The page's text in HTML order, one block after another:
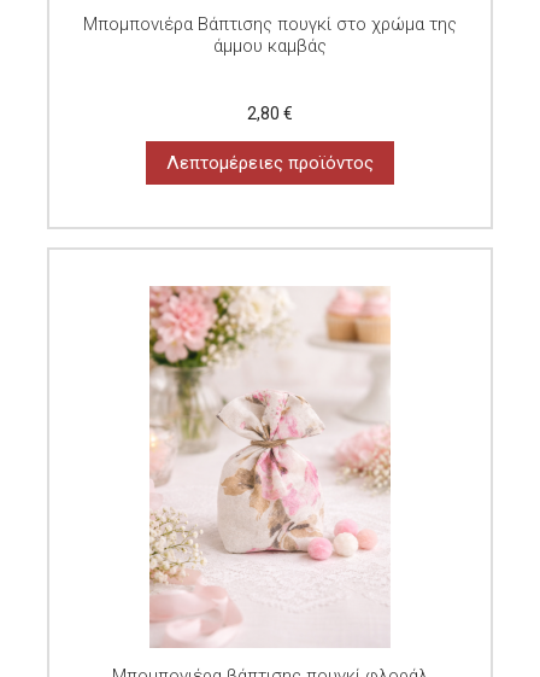
Μπομπονιέρα Βάπτισης πουγκί στο χρώμα της
άμμου καμβάς
2,80 €
Λεπτομέρειες προϊόντος